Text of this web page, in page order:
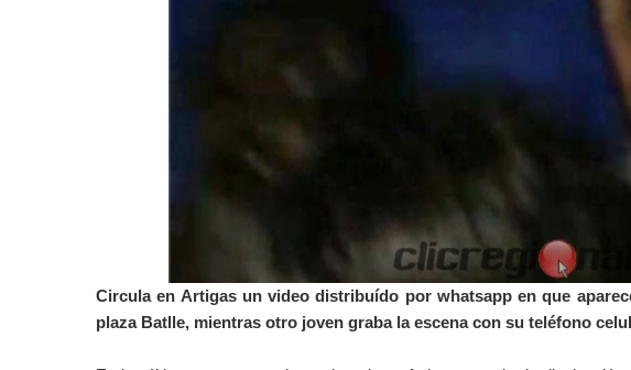
Circula en Artigas un video distribuído por whatsapp en que
plaza Batlle, mientras otro joven graba la escena con su teléfono